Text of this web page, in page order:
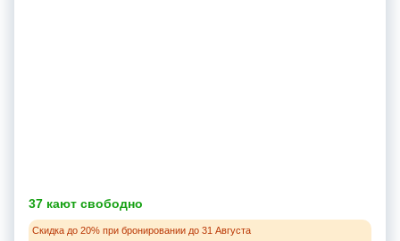
37 кают свободно
Скидка до 20% при бронировании до 31 Августа